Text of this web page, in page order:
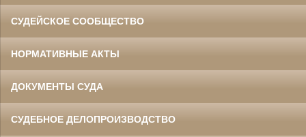
СУДЕЙСКОЕ СООБЩЕСТВО
НОРМАТИВНЫЕ АКТЫ
ДОКУМЕНТЫ СУДА
СУДЕБНОЕ ДЕЛОПРОИЗВОДСТВО